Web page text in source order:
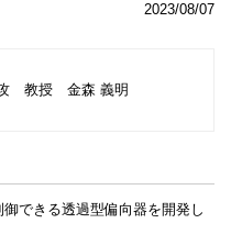
2023/08/07
攻 教授 金森 義明
できる透過型偏向器を開発し